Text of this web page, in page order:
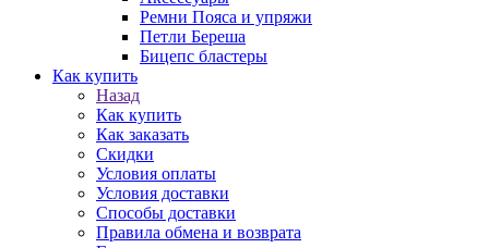
Ремни Пояса и упряжи
Петли Береша
Бицепс бластеры
Как купить
Назад
Как купить
Как заказать
Скидки
Условия оплаты
Условия доставки
Способы доставки
Правила обмена и возврата